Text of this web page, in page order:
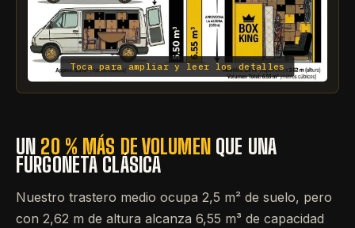
Toca para ampliar y leer los detalles
UN 20 % MÁS DE VOLUMEN QUE UNA
FURGONETA CLÁSICA
Nuestro trastero medio ocupa 2,5 m² de suelo, pero
con 2,62 m de altura alcanza 6,55 m³ de capacidad